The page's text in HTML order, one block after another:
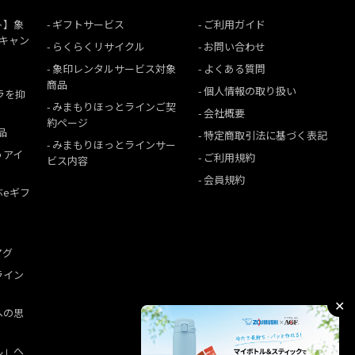
】象
ャン
を抑
イ
ギフ
グ
ン
の思
」へ
ギフトサービス
らくらくリサイクル
象印レンタルサービス対象
商品
みまもりほっとラインご契
約ページ
みまもりほっとラインサー
ビス内容
ご利用ガイド
お問い合わせ
よくある質問
個人情報の取り扱い
会社概要
特定商取引法に基づく表記
ご利用規約
会員規約
✕